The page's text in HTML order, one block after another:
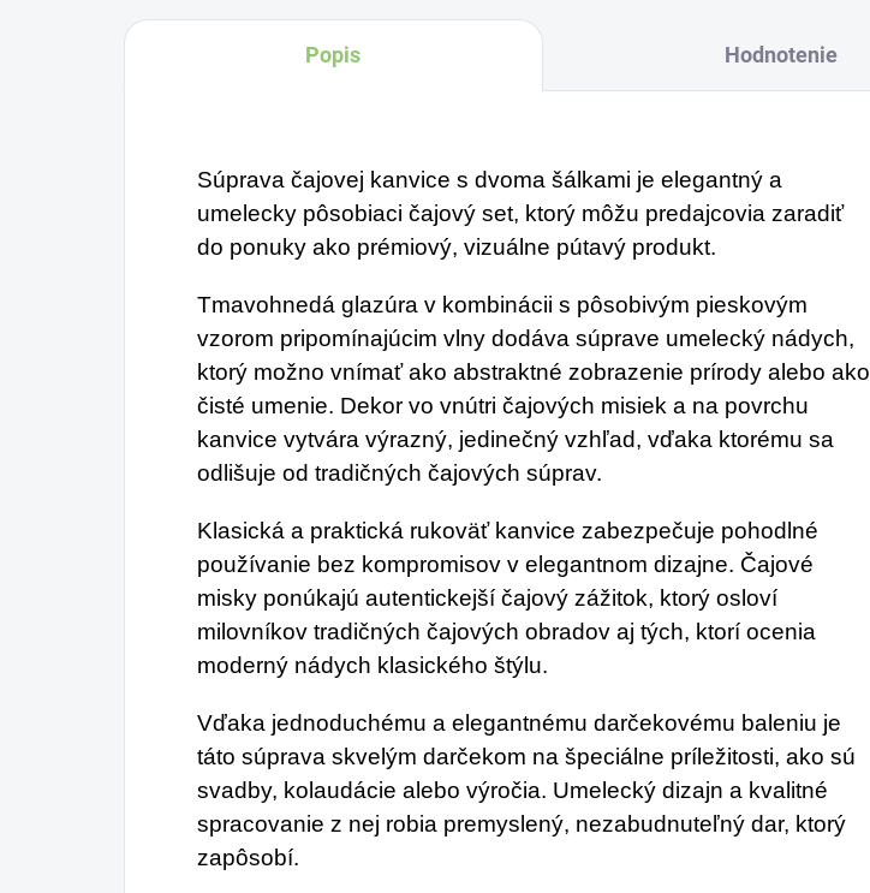
Popis Hodnotenie
Súprava čajovej kanvice s dvoma šálkami je elegantný a
umelecky pôsobiaci čajový set, ktorý môžu predajcovia zaradiť
do ponuky ako prémiový, vizuálne pútavý produkt.
Tmavohnedá glazúra v kombinácii s pôsobivým pieskovým
vzorom pripomínajúcim vlny dodáva súprave umelecký nádych,
ktorý možno vnímať ako abstraktné zobrazenie prírody alebo ako
čisté umenie. Dekor vo vnútri čajových misiek a na povrchu
kanvice vytvára výrazný, jedinečný vzhľad, vďaka ktorému sa
odlišuje od tradičných čajových súprav.
Klasická a praktická rukoväť kanvice zabezpečuje pohodlné
používanie bez kompromisov v elegantnom dizajne. Čajové
misky ponúkajú autentickejší čajový zážitok, ktorý osloví
milovníkov tradičných čajových obradov aj tých, ktorí ocenia
moderný nádych klasického štýlu.
Vďaka jednoduchému a elegantnému darčekovému baleniu je
táto súprava skvelým darčekom na špeciálne príležitosti, ako sú
svadby, kolaudácie alebo výročia. Umelecký dizajn a kvalitné
spracovanie z nej robia premyslený, nezabudnuteľný dar, ktorý
zapôsobí.